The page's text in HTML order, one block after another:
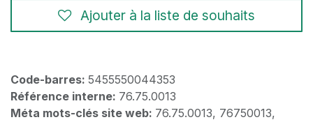
Ajouter à la liste de souhaits
Code-barres: 5455550044353
Référence interne: 76.75.0013
Méta mots-clés site web: 76.75.0013, 76750013,